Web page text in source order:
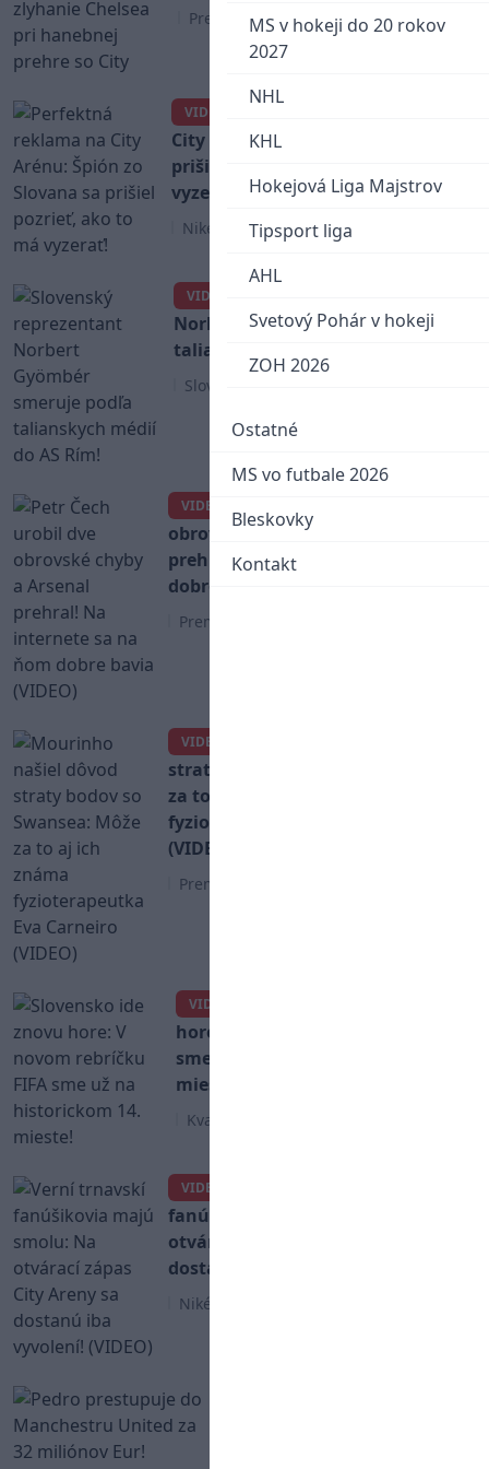
MS v hokeji do 20 rokov
2027
NHL
KHL
Hokejová Liga Majstrov
Tipsport liga
AHL
Svetový Pohár v hokeji
ZOH 2026
Ostatné
MS vo futbale 2026
Bleskovky
Kontakt
Premier League
VIDEO
City Arénu: Špión zo Slovana sa
prišiel pozrieť, ako to má
vyzerať!
Niké Liga
VIDEO
Norbert Gyömbér smeruje podľa
talianskych médií do AS Rím!
Slovenský futbal
VIDEO
Petr Čech urobil dve
obrovské chyby a Arsenal
prehral! Na internete sa na ňom
dobre bavia (VIDEO)
Premier League
VIDEO
straty bodov so Swansea: Môže
za to aj ich známa
fyzioterapeutka Eva Carneiro
(VIDEO)
Premier League
VIDEO
hore: V novom rebríčku FIFA
sme už na historickom 14.
mieste!
Kvalifikácia MS 2026
VIDEO
fanúšikovia majú smolu: Na
otvárací zápas City Areny sa
dostanú iba vyvolení! (VIDEO)
Niké Liga